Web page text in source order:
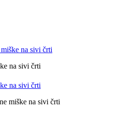
na sivi črti